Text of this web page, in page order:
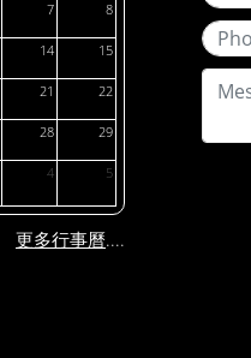
7 8
14 15
21 22
28 29
4 5
更多行事曆....